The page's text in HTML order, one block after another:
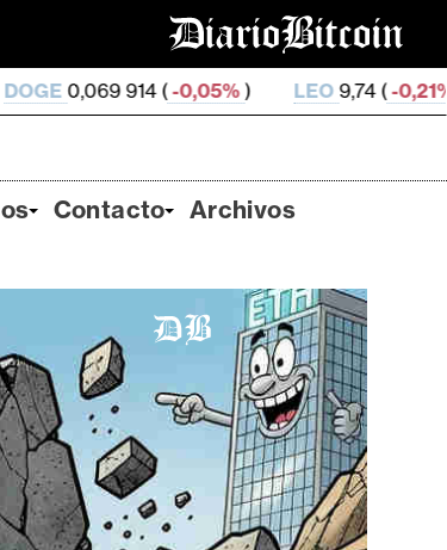
(-0,05%) LEO9,74 (-0,21%) ZEC
Contacto Archivos